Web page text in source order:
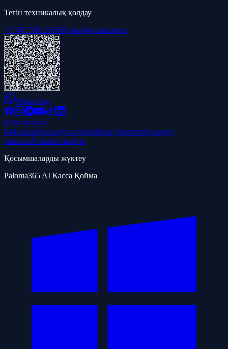
Тегін техникалық қолдау
+7 747 391 26 66Қоңырау шалыңыз
WhatsApp
Білім базасы
БайланысҚосылуға өтінімЖеке деректерді өңдеу
саясатыҰсыныс шарты
Қосымшаларды жүктеу
Paloma365 AI Касса Қойма